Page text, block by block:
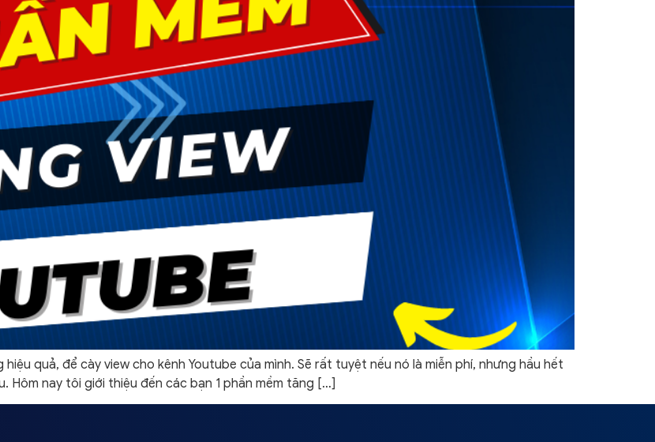
quả, để cày view cho kênh Youtube của mình. Sẽ rất tuyệt nếu nó là miễn phí, nhưng hầu hết
Hôm nay tôi giới thiệu đến các bạn 1 phần mềm tăng […]